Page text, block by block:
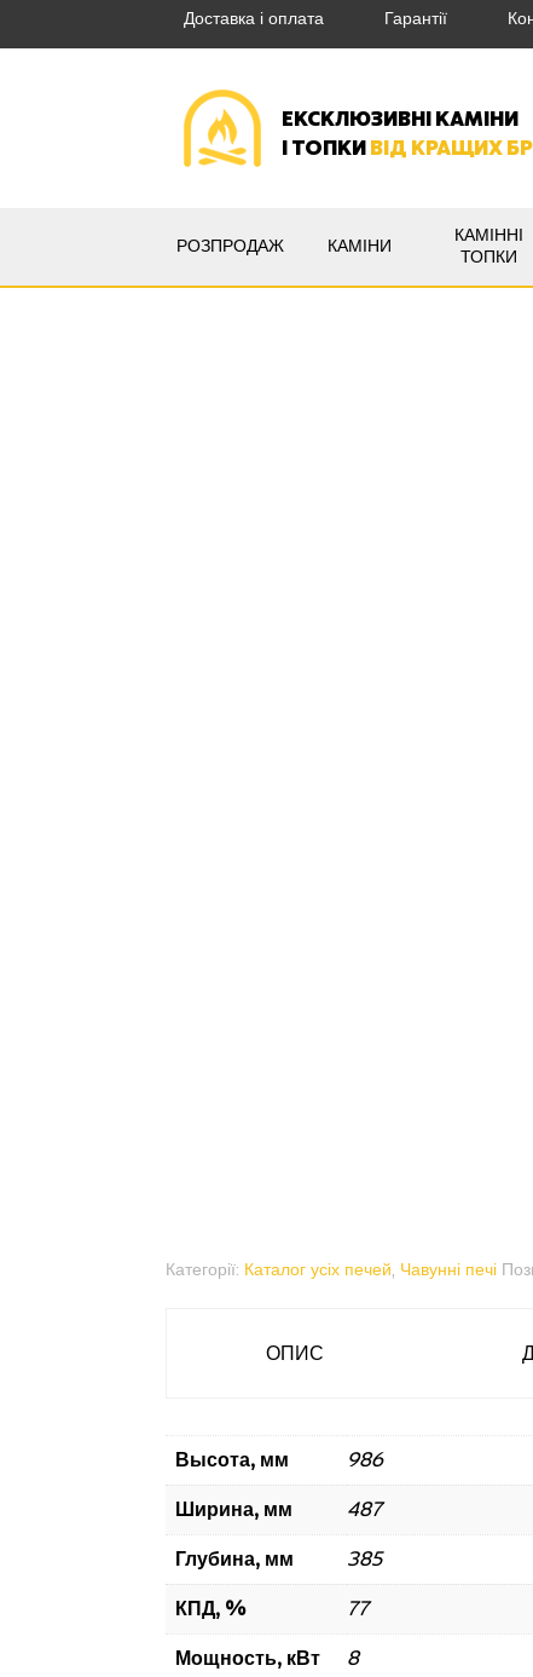
Доставка і оплата Гарантії
ЕКСКЛЮЗИВНІ КАМІНИ
І ТОПКИВІД КРАЩИХ
РОЗПРОДАЖ КАМІНИ
КАМІННІ
ТОПКИ
Категорії: Каталог усіх печей, Чавунні печі
ОПИС
Высота, мм 986
Ширина, мм 487
Глубина, мм 385
КПД, % 77
Мощность, кВт 8